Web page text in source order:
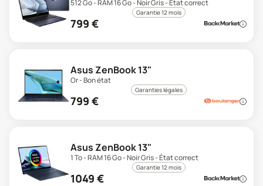
512 Go - RAM 16 Go - Noir Gris - État correct
Garantie 12 mois
799 €
Asus ZenBook 13"
Or - Bon état
Garanties légales
799 €
Asus ZenBook 13"
1 To - RAM 16 Go - Noir Gris - État correct
Garantie 12 mois
1049 €